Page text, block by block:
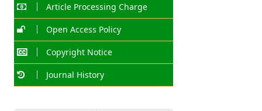
Article Processing Charge
Open Access Policy
Copyright Notice
Journal History